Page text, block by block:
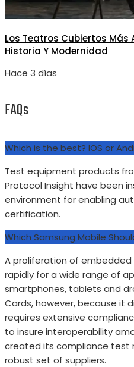
Los Teatros Cubiertos
Historia Y Modernidad
Hace 3 días
FAQs
Which is the best? IOS or
Test equipment products
Protocol Insight have been
environment for enabling
certification.
Which Samsung Mobile
A proliferation of embedded
rapidly for a wide range of
smartphones, tablets and
Cards, however, because it
requires extensive
to insure interoperability
created its compliance test
robust set of suppliers.